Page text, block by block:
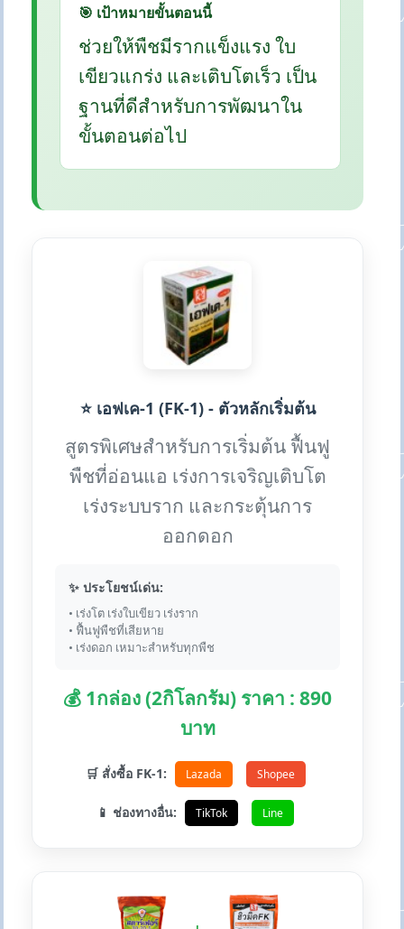
🎯 เป้าหมายขั้นตอนนี้
ช่วยให้พืชมีรากแข็งแรง ใบ
เขียวแกร่ง และเติบโตเร็ว เป็น
ฐานที่ดีสำหรับการพัฒนาใน
ขั้นตอนต่อไป
⭐ เอฟเค-1 (FK-1) - ตัวหลักเริ่มต้น
สูตรพิเศษสำหรับการเริ่มต้น ฟื้นฟู
พืชที่อ่อนแอ เร่งการเจริญเติบโต
เร่งระบบราก และกระตุ้นการ
ออกดอก
✨ ประโยชน์เด่น:
• เร่งโต เร่งใบเขียว เร่งราก
• ฟื้นฟูพืชที่เสียหาย
• เร่งดอก เหมาะสำหรับทุกพืช
💰 1กล่อง (2กิโลกรัม) ราคา : 890
บาท
🛒 สั่งซื้อ FK-1: Lazada Shopee
📱 ช่องทางอื่น: TikTok Line